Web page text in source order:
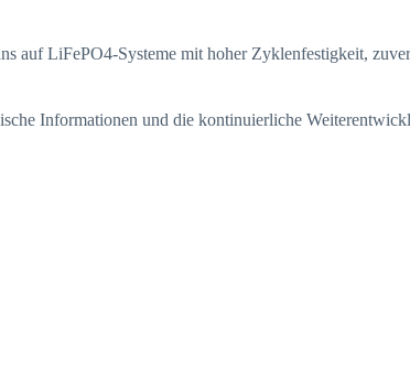
auf LiFePO4-Systeme mit hoher Zyklenfestigkeit,
Informationen und die kontinuierliche